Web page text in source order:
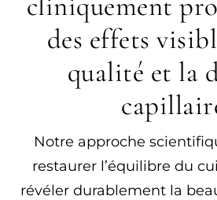
des effets
qualité et la
Notre approche
restaurer l’équilibre du
révéler durablement la